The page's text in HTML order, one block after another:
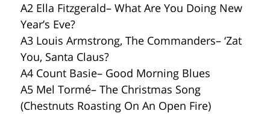
A2 Ella Fitzgerald– What Are You Doing New
Year’s Eve?
A3 Louis Armstrong, The Commanders– ‘Zat
You, Santa Claus?
A4 Count Basie– Good Morning Blues
A5 Mel Tormé– The Christmas Song
(Chestnuts Roasting On An Open Fire)